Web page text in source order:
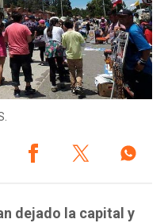
dejado la capital y